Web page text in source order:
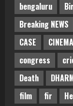
bengaluru
Breaking NEWS
CASE
CINEMA
congress
Death
film
fir